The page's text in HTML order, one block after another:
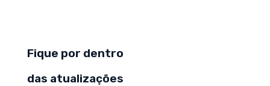
Fique por dentro
das atualizações